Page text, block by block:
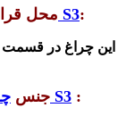
محل چراغ خطر روی صندوق عقب جک S3:
این چراغ در
جنس چراغ خطر روی صندوق عقب فابریکی جک S3 :